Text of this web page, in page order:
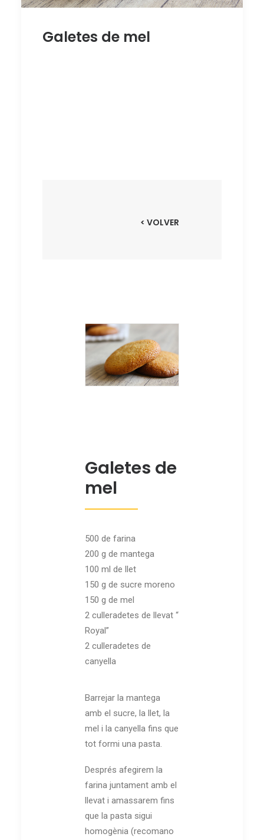
Galetes de mel
< VOLVER
Galetes de
mel
500 de farina
200 g de mantega
100 ml de llet
150 g de sucre moreno
150 g de mel
2 culleradetes de llevat “
Royal”
2 culleradetes de
canyella
Barrejar la mantega
amb el sucre, la llet, la
mel i la canyella fins que
tot formi una pasta.
Després afegirem la
farina juntament amb el
llevat i amassarem fins
que la pasta sigui
homogènia (recomano